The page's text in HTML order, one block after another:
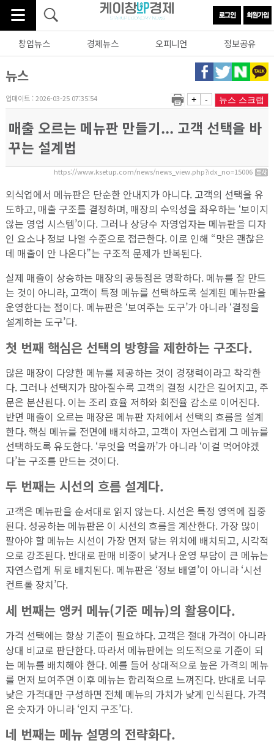
창업뉴스 경제뉴스 오피니언 정보공유
뉴스
업데이트 : 2026-03-25 07:35:54 + - 뉴스 스크랩
매출 오르는 메뉴판 만들기... 고객 선택을 바
꾸는 설계법
https://www.ksetup.com/news/news_view.php?idx_no=15006
외식업에서 메뉴판은 단순한 안내지가 아니다. 고객의 선택을 유
도하고, 매출 구조를 결정하며, 매장의 수익성을 좌우하는 ‘보이지
않는 영업 시스템’이다. 그러나 상당수 자영업자는 메뉴판을 디자
인 요소나 정보 나열 수준으로 접근한다. 이로 인해 “맛은 괜찮은
데 매출이 안 나온다”는 구조적 문제가 반복된다.
실제 매출이 상승하는 매장의 공통점은 명확하다. 메뉴를 잘 만드
는 것이 아니라, 고객이 특정 메뉴를 선택하도록 설계된 메뉴판을
운영한다는 점이다. 메뉴판은 ‘보여주는 도구’가 아니라 ‘결정을
설계하는 도구’다.
첫 번째 핵심은 선택의 방향을 제한하는 구조다.
많은 매장이 다양한 메뉴를 제공하는 것이 경쟁력이라고 착각한
다. 그러나 선택지가 많아질수록 고객의 결정 시간은 길어지고, 주
문은 분산된다. 이는 조리 효율 저하와 회전율 감소로 이어진다.
반면 매출이 오르는 매장은 메뉴판 자체에서 선택의 흐름을 설계
한다. 핵심 메뉴를 전면에 배치하고, 고객이 자연스럽게 그 메뉴를
선택하도록 유도한다. ‘무엇을 먹을까’가 아니라 ‘이걸 먹어야겠
다’는 구조를 만드는 것이다.
두 번째는 시선의 흐름 설계다.
고객은 메뉴판을 순서대로 읽지 않는다. 시선은 특정 영역에 집중
된다. 성공하는 메뉴판은 이 시선의 흐름을 계산한다. 가장 많이
팔아야 할 메뉴는 시선이 가장 먼저 닿는 위치에 배치되고, 시각적
으로 강조된다. 반대로 판매 비중이 낮거나 운영 부담이 큰 메뉴는
자연스럽게 뒤로 배치된다. 메뉴판은 ‘정보 배열’이 아니라 ‘시선
컨트롤 장치’다.
세 번째는 앵커 메뉴(기준 메뉴)의 활용이다.
가격 선택에는 항상 기준이 필요하다. 고객은 절대 가격이 아니라
상대 비교로 판단한다. 따라서 메뉴판에는 의도적으로 기준이 되
는 메뉴를 배치해야 한다. 예를 들어 상대적으로 높은 가격의 메뉴
를 먼저 보여주면 이후 메뉴는 합리적으로 느껴진다. 반대로 너무
낮은 가격대만 구성하면 전체 메뉴의 가치가 낮게 인식된다. 가격
은 숫자가 아니라 ‘인지 구조’다.
네 번째는 메뉴 설명의 전략화다.